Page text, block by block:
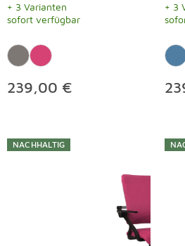
+ 3 Varianten
sofort verfügbar
239,00 €
+ 3
NACHHALTIG